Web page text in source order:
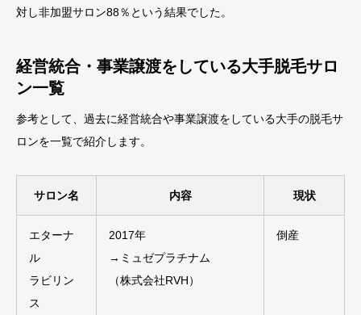
対し非加盟サロン88％という結果でした。
経営統合・事業譲渡をしている大手脱毛サロ
ン一覧
参考として、過去に経営統合や事業譲渡をしている大手の脱毛サ
ロンを一覧で紹介します。
サロン名 内容 現状
エターナ
ル
ラビリン
ス
2017年
→ミュゼプラチナム
（株式会社RVH）
倒産